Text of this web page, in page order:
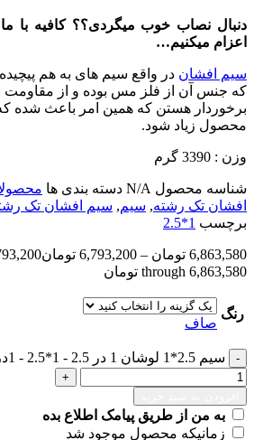
دنبال نصاب خوب میگردی؟؟ کافیه با
اعزام میکنیم…
سیم افشان در واقع سیم های به هم
که جنس آن از فلز مس بوده و از مقاومت
برخوردار هستن که همین امر باعث شده که
محصول زیاد شود.
وزن : 3390 گرم
شناسه محصول N/A دسته بندی ها
افشان تک رشته, سیم, سیم افشان تک
برچسب 1*2.5
6,863,580 تومان –
6,793,200 تومان
through 6,863,580 تومان
رنگ
صاف
سیم 2.5*1 لوشان 1 در 2.5 - 1*2.5 - 1در2.5 عدد
به من از طریق پیامک اطلاع بده
زمانیکه محصول موجود شد